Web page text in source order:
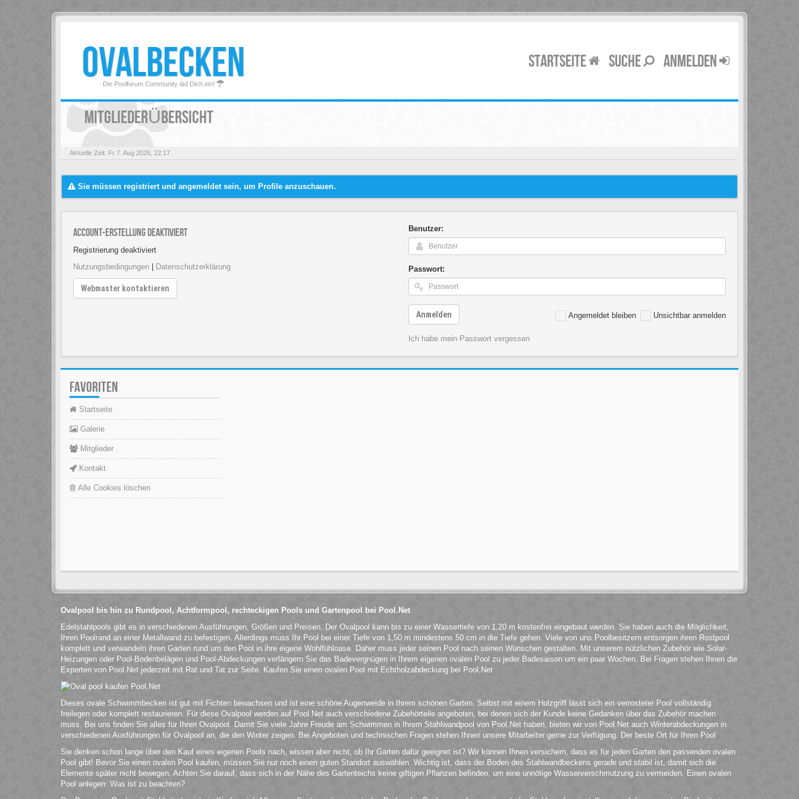
OVALBECKEN
Die Poolforum Community läd Dich ein!
STARTSEITE SUCHE ANMELDEN
MITGLIEDERÜBERSICHT
Aktuelle Zeit: Fr 7. Aug 2026, 22:17
Sie müssen registriert und angemeldet sein, um Profile anzuschauen.
Account-Erstellung deaktiviert
Registrierung deaktiviert
Nutzungsbedingungen
Datenschutzerklärung
Webmaster kontaktieren
Benutzer:
Passwort:
Angemeldet bleiben Unsichtbar anmelden
Anmelden
Ich habe mein Passwort vergessen
FAVORITEN
Startseite
Galerie
Mitglieder
Kontakt
Alle Cookies löschen
Ovalpool bis hin zu Rundpool, Achtformpool, rechteckigen Pools und Gartenpool bei Pool.Net
Edelstahlpools gibt es in verschiedenen Ausführungen, Größen und Preisen. Der Ovalpool kann bis zu einer Wassertiefe von 1,20 m kostenfrei eingebaut werden. Sie haben auch die Möglichkeit,
Ihren Poolrand an einer Metallwand zu befestigen. Allerdings muss Ihr Pool bei einer Tiefe von 1,50 m mindestens 50 cm in die Tiefe gehen. Viele von uns Poolbesitzern entsorgen ihren Rostpool
komplett und verwandeln ihren Garten rund um den Pool in ihre eigene Wohlfühloase. Daher muss jeder seinen Pool nach seinen Wünschen gestalten. Mit unserem nützlichen Zubehör wie Solar-
Heizungen oder Pool-Bodenbelägen und Pool-Abdeckungen verlängern Sie das Badevergnügen in Ihrem eigenen ovalen Pool zu jeder Badesaison um ein paar Wochen. Bei Fragen stehen Ihnen die
Experten von Pool.Net jederzeit mit Rat und Tat zur Seite. Kaufen Sie einen ovalen Pool mit Echtholzabdeckung bei Pool.Net
Dieses ovale Schwimmbecken ist gut mit Fichten bewachsen und ist eine schöne Augenweide in Ihrem schönen Garten. Selbst mit einem Holzgriff lässt sich ein verrosteter Pool vollständig
freilegen oder komplett restaurieren. Für diese Ovalpool werden auf Pool.Net auch verschiedene Zubehörteile angeboten, bei denen sich der Kunde keine Gedanken über das Zubehör machen
muss. Bei uns finden Sie alles für Ihren Ovalpool. Damit Sie viele Jahre Freude am Schwimmen in Ihrem Stahlwandpool von Pool.Net haben, bieten wir von Pool.Net auch Winterabdeckungen in
verschiedenen Ausführungen für Ovalpool an, die den Winter zeigen. Bei Angeboten und technischen Fragen stehen Ihnen unsere Mitarbeiter gerne zur Verfügung. Der beste Ort für Ihren Pool
Sie denken schon lange über den Kauf eines eigenen Pools nach, wissen aber nicht, ob Ihr Garten dafür geeignet ist? Wir können Ihnen versichern, dass es für jeden Garten den passenden ovalen
Pool gibt! Bevor Sie einen ovalen Pool kaufen, müssen Sie nur noch einen guten Standort auswählen. Wichtig ist, dass der Boden des Stahlwandbeckens gerade und stabil ist, damit sich die
Elemente später nicht bewegen. Achten Sie darauf, dass sich in der Nähe des Gartenteichs keine giftigen Pflanzen befinden, um eine unnötige Wasserverschmutzung zu vermeiden. Einen ovalen
Pool anlegen: Was ist zu beachten?